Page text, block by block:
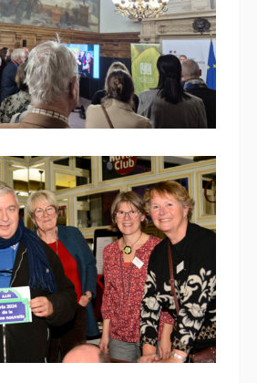
juste né
16 décembre 2024
: prix AJJH de
nouvelle 2024